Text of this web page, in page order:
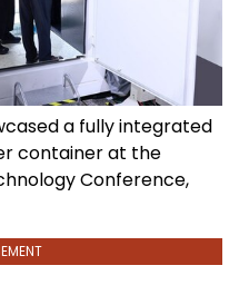
a fully integrated
container at the
Conference,